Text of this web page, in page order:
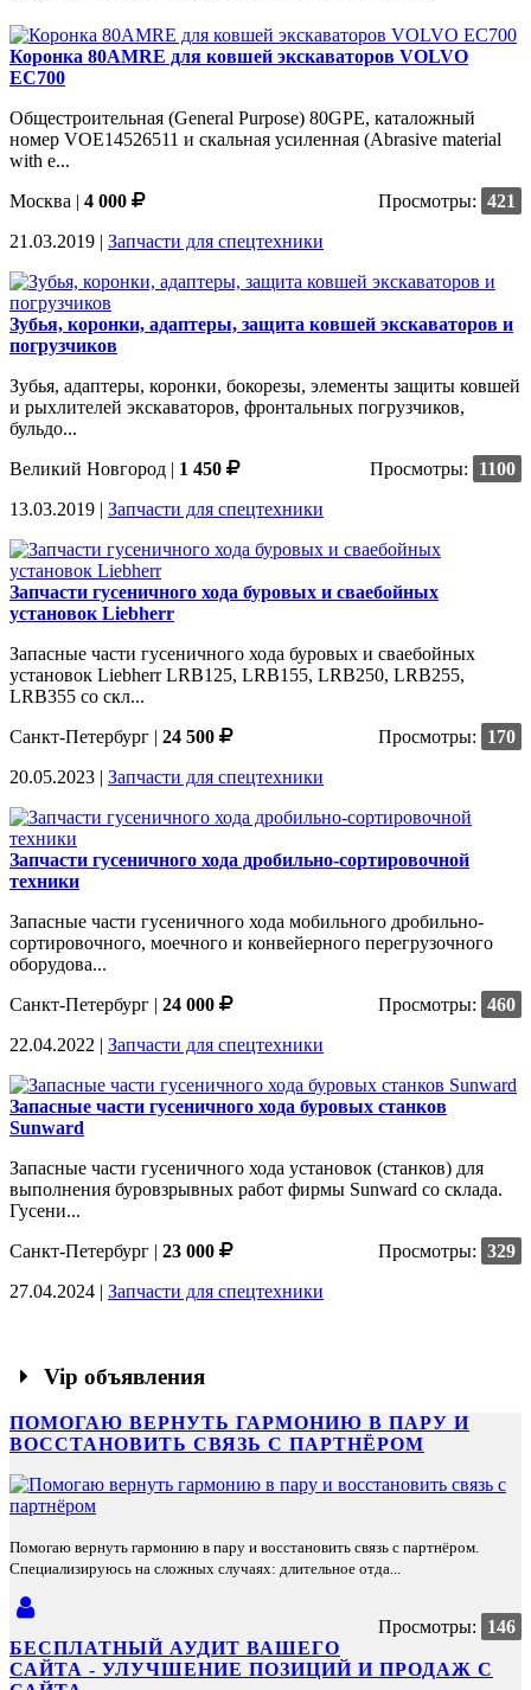
Коронка 80AMRE для ковшей экскаваторов VOLVO
EC700
Общестроительная (General Purpose) 80GPE, каталожный
номер VOE14526511 и скальная усиленная (Abrasive material
with e...
Москва | 4 000 Просмотры: 421
21.03.2019 | Запчасти для спецтехники
Зубья, коронки, адаптеры, защита ковшей экскаваторов и
погрузчиков
Зубья, адаптеры, коронки, бокорезы, элементы защиты ковшей
и рыхлителей экскаваторов, фронтальных погрузчиков,
бульдо...
Великий Новгород | 1 450 Просмотры:
1100
13.03.2019 | Запчасти для спецтехники
Запчасти гусеничного хода буровых и сваебойных
установок Liebherr
Запасные части гусеничного хода буровых и сваебойных
установок Liebherr LRB125, LRB155, LRB250, LRB255,
LRB355 со скл...
Санкт-Петербург | 24 500 Просмотры:
170
20.05.2023 | Запчасти для спецтехники
Запчасти гусеничного хода дробильно-сортировочной
техники
Запасные части гусеничного хода мобильного дробильно-
сортировочного, моечного и конвейерного перегрузочного
оборудова...
Санкт-Петербург | 24 000 Просмотры: 460
22.04.2022 | Запчасти для спецтехники
Запасные части гусеничного хода буровых станков
Sunward
Запасные части гусеничного хода установок (станков) для
выполнения буровзрывных работ фирмы Sunward со склада.
Гусени...
Санкт-Петербург | 23 000 Просмотры: 329
27.04.2024 | Запчасти для спецтехники
Vip объявления
ПОМОГАЮ ВЕРНУТЬ ГАРМОНИЮ В ПАРУ И
ВОССТАНОВИТЬ СВЯЗЬ С ПАРТНЁРОМ
Помогаю вернуть гармонию в пару и восстановить связь с партнёром.
Специализируюсь на сложных случаях: длительное отда...
Просмотры:
146
БЕСПЛАТНЫЙ АУДИТ ВАШЕГО
САЙТА - УЛУЧШЕНИЕ ПОЗИЦИЙ И ПРОДАЖ С